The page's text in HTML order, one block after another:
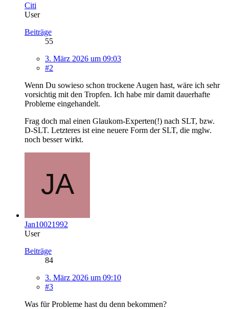
Citi
User
Beiträge
55
3. März 2026 um 09:03
#2
Wenn Du sowieso schon trockene Augen hast, wäre ich sehr
vorsichtig mit den Tropfen. Ich habe mir damit dauerhafte
Probleme eingehandelt.
Frag doch mal einen Glaukom-Experten(!) nach SLT, bzw.
D-SLT. Letzteres ist eine neuere Form der SLT, die mglw.
noch besser wirkt.
Jan10021992
User
Beiträge
84
3. März 2026 um 09:10
#3
Was für Probleme hast du denn bekommen?